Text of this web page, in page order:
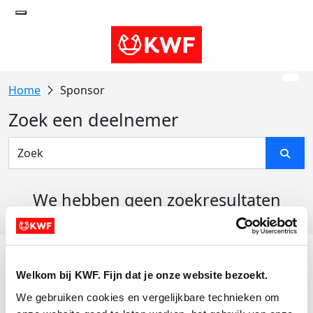
Welkom bij KWF. Fijn dat je onze website bezoekt.
We gebruiken cookies en vergelijkbare technieken om
Sponsor
Zoek een deelnemer
We hebben geen zoekresultaten
Actiematerialen
Evenementen